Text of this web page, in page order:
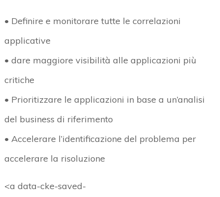
• Definire e monitorare tutte le correlazioni
applicative
• dare maggiore visibilità alle applicazioni più
critiche
• Prioritizzare le applicazioni in base a un’analisi
del business di riferimento
• Accelerare l’identificazione del problema per
accelerare la risoluzione
<a data-cke-saved-